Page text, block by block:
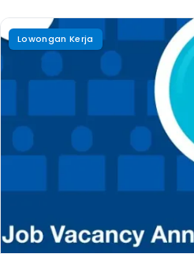
Lowongan Kerja